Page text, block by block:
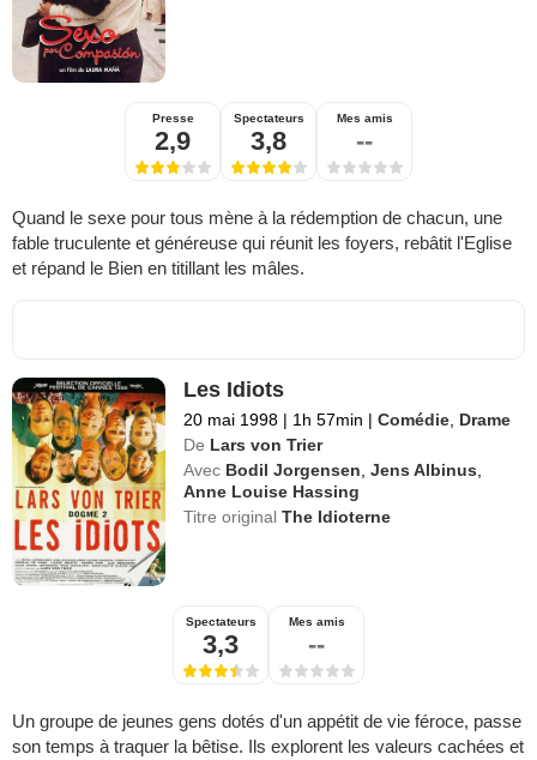
Presse
2,9
Spectateurs
3,8
Mes amis
--
Quand le sexe pour tous mène à la rédemption de chacun, une
fable truculente et généreuse qui réunit les foyers, rebâtit l'Eglise
et répand le Bien en titillant les mâles.
Les Idiots
20 mai 1998 | 1h 57min | Comédie, Drame
De Lars von Trier
Avec Bodil Jorgensen,Jens Albinus,
Anne Louise Hassing
Titre originalThe Idioterne
Spectateurs
3,3
Mes amis
--
Un groupe de jeunes gens dotés d'un appétit de vie féroce, passe
son temps à traquer la bêtise. Ils explorent les valeurs cachées et